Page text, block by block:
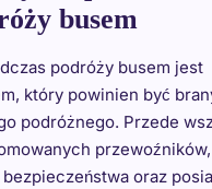
busem
podróży busem jest
który powinien być
podróżnego. Przede
oraz